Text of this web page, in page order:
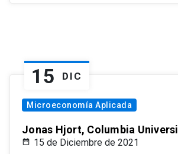
15 DIC
Microeconomía Aplicada
Jonas Hjort, Columbia
15 de Diciembre de 2021